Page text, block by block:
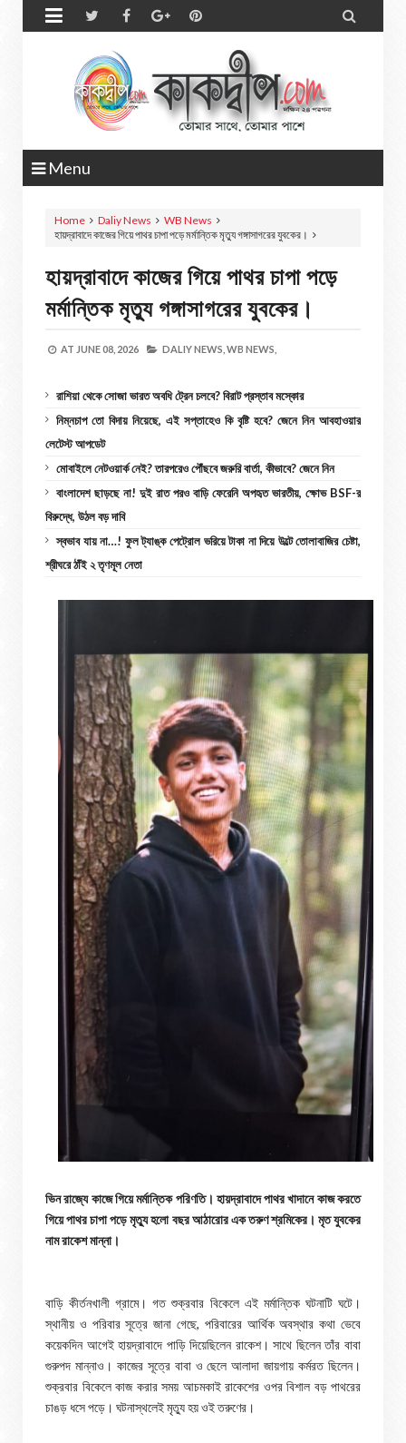
 
Menu
Home Daliy News
WB News
হায়দ্রাবাদে কাজের গিয়ে পাথর চাপা পড়ে মর্মান্তিক মৃত্যু গঙ্গাসাগরের যুবকের।
হায়দ্রাবাদে কাজের গিয়ে পাথর চাপা পড়ে
মর্মান্তিক মৃত্যু গঙ্গাসাগরের যুবকের।
AT JUNE 08, 2026 DALIY NEWS, WB NEWS,
রাশিয়া থেকে সোজা ভারত অবধি ট্রেন চলবে? বিরাট প্রস্তাব মস্কোর
নিম্নচাপ তো বিদায় নিয়েছে, এই সপ্তাহেও কি বৃষ্টি হবে? জেনে নিন আবহাওয়ার
লেটেস্ট আপডেট
মোবাইলে নেটওয়ার্ক নেই? তারপরেও পৌঁছবে জরুরি বার্তা, কীভাবে? জেনে নিন
বাংলাদেশ ছাড়ছে না! দুই রাত পরও বাড়ি ফেরেনি অপহৃত ভারতীয়, ক্ষোভ BSF-র
বিরুদ্ধে, উঠল বড় দাবি
স্বভাব যায় না…! ফুল ট্যাঙ্ক পেট্রোল ভরিয়ে টাকা না দিয়ে উল্টে তোলাবাজির চেষ্টা,
শ্রীঘরে ঠাঁই ২ তৃণমূল নেতা
ভিন রাজ্যে কাজে গিয়ে মর্মান্তিক পরিণতি। হায়দ্রাবাদে পাথর খাদানে কাজ করতে
গিয়ে পাথর চাপা পড়ে মৃত্যু হলো বছর আঠারোর এক তরুণ শ্রমিকের। মৃত যুবকের
নাম রাকেশ মান্না।
বাড়ি কীর্তনখালী গ্রামে। গত শুক্রবার বিকেলে এই মর্মান্তিক ঘটনাটি ঘটে।
স্থানীয় ও পরিবার সূত্রে জানা গেছে, পরিবারের আর্থিক অবস্থার কথা ভেবে
কয়েকদিন আগেই হায়দ্রাবাদে পাড়ি দিয়েছিলেন রাকেশ। সাথে ছিলেন তাঁর বাবা
গুরুপদ মান্নাও। কাজের সূত্রে বাবা ও ছেলে আলাদা জায়গায় কর্মরত ছিলেন।
শুক্রবার বিকেলে কাজ করার সময় আচমকাই রাকেশের ওপর বিশাল বড় পাথরের
চাঙড় ধসে পড়ে। ঘটনাস্থলেই মৃত্যু হয় ওই তরুণের।